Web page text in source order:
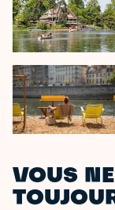
VOUS